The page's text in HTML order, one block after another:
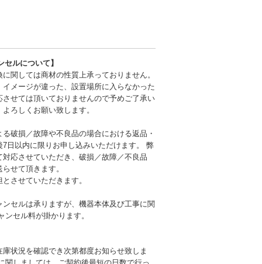
ルについて】
関しては商材の性質上承っておりません。
イメージが違った、設置場所に入らなかった
させては頂いておりませんので予めご了承い
ろしくお願い致します。
破損／故障や不良品の場合における返品・
7日以内に限りお申し込みいただけます。 弊
対応させていただき、破損／故障／不良品
せて頂きます。
させていただきます。
ンセルは承りますが、機器本体及び工事に関
ンセル料が掛かります。
状況を確認でき次第都度お知らせ致しま